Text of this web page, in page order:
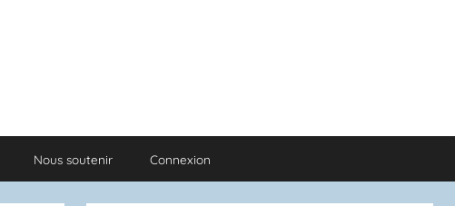
Nous soutenir Connexion